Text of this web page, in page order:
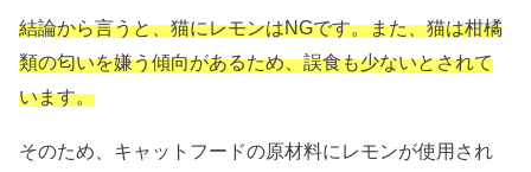
結論から言うと、猫にレモンはNGです。また、猫は柑橘
類の匂いを嫌う傾向があるため、誤食も少ないとされて
います。
そのため、キャットフードの原材料にレモンが使用され